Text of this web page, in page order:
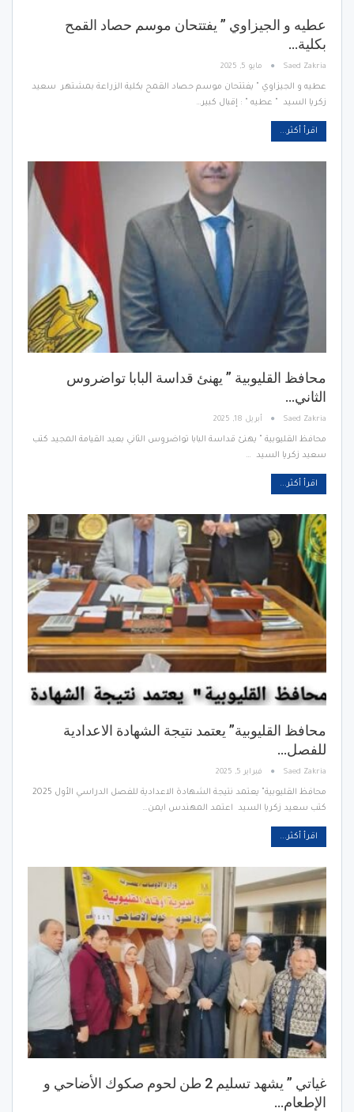
عطيه و الجيزاوي ” يفتتحان موسم حصاد القمح
بكلية…
Saed Zakria مايو 5, 2025
عطيه و الجيزاوي " يفتتحان موسم حصاد القمح بكلية الزراعة بمشتهر سعيد
زكريا السيد " عطيه " : إقبال كبير…
اقرأ أكثر...
محافظ القليوبية ” يهنئ قداسة البابا تواضروس
الثاني…
Saed Zakria أبريل 18, 2025
محافظ القليوبية " يهنئ قداسة البابا تواضروس الثاني بعيد القيامة المجيد كتب
سعيد زكريا السيد …
اقرأ أكثر...
محافظ القليوبية” يعتمد نتيجة الشهادة الاعدادية
للفصل…
Saed Zakria فبراير 5, 2025
محافظ القليوبية" يعتمد نتيجة الشهادة الاعدادية للفصل الدراسي الأول 2025
كتب سعيد زكريا السيد اعتمد المهندس ايمن…
اقرأ أكثر...
غياتي ” يشهد تسليم 2 طن لحوم صكوك الأضاحي و
الإطعام…